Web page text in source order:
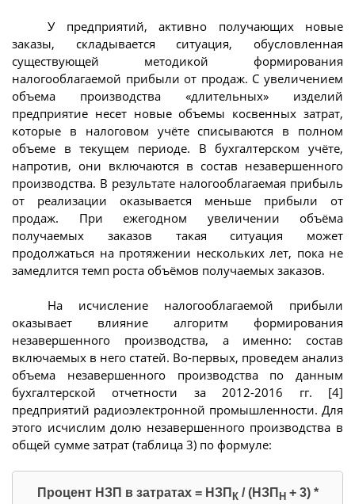
У предприятий, активно получающих новые
заказы, складывается ситуация, обусловленная
существующей методикой формирования
налогооблагаемой прибыли от продаж. С увеличением
объема производства «длительных» изделий
предприятие несет новые объемы косвенных затрат,
которые в налоговом учёте списываются в полном
объеме в текущем периоде. В бухгалтерском учёте,
напротив, они включаются в состав незавершенного
производства. В результате налогооблагаемая прибыль
от реализации оказывается меньше прибыли от
продаж. При ежегодном увеличении объёма
получаемых заказов такая ситуация может
продолжаться на протяжении нескольких лет, пока не
замедлится темп роста объёмов получаемых заказов.
На исчисление налогооблагаемой прибыли
оказывает влияние алгоритм формирования
незавершенного производства, а именно: состав
включаемых в него статей. Во-первых, проведем анализ
объема незавершенного производства по данным
бухгалтерской отчетности за 2012-2016 гг. [4]
предприятий радиоэлектронной промышленности. Для
этого исчислим долю незавершенного производства в
общей сумме затрат (таблица 3) по формуле:
Процент НЗП в затратах = НЗП К/ (НЗП Н+ 3) *